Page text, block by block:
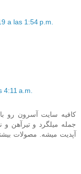
a las 1:54 p.m.
4:11 a.m.
کافیه سایت آسرون رو
جمله میلگرد و تیرآهن و
آپدیت میشه. مصولات